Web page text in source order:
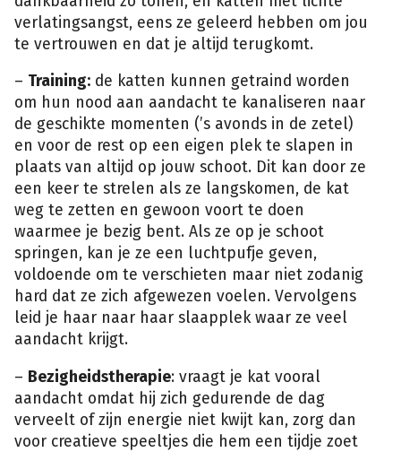
verlatingsangst, eens ze geleerd hebben om jou
te vertrouwen en dat je altijd terugkomt.
– Training: de katten kunnen getraind worden
om hun nood aan aandacht te kanaliseren naar
de geschikte momenten (’s avonds in de zetel)
en voor de rest op een eigen plek te slapen in
plaats van altijd op jouw schoot. Dit kan door ze
een keer te strelen als ze langskomen, de kat
weg te zetten en gewoon voort te doen
waarmee je bezig bent. Als ze op je schoot
springen, kan je ze een luchtpufje geven,
voldoende om te verschieten maar niet zodanig
hard dat ze zich afgewezen voelen. Vervolgens
leid je haar naar haar slaapplek waar ze veel
aandacht krijgt.
– Bezigheidstherapie: vraagt je kat vooral
aandacht omdat hij zich gedurende de dag
verveelt of zijn energie niet kwijt kan, zorg dan
voor creatieve speeltjes die hem een tijdje zoet